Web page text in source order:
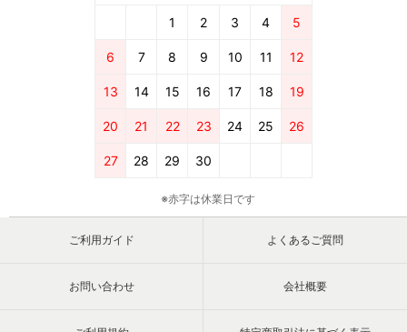
1 2 3 4 5
6 7 8 9 10 11 12
13 14 15 16 17 18 19
20 21 22 23 24 25 26
27 28 29 30
※赤字は休業日です
ご利用ガイド よくあるご質問
お問い合わせ 会社概要